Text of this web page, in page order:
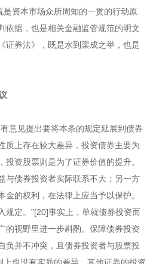
是资本市场众所周知的一贯的行动原
依据，也是相关金融监管规范的明文
证券法》，既是水到渠成之举，也是
意见提出要将本条的规定延展到债券
质上存在较大差异，投资债券主要为
投资股票则是为了证券价值的提升。
与债券投资者实际联系不大；另一方
的权利，在法律上应当予以保护。
规定。”[20]事实上，单就债券投资而
的视野里进一步斟酌。保障债券投资
负并不冲突，且债券投资者与股票投